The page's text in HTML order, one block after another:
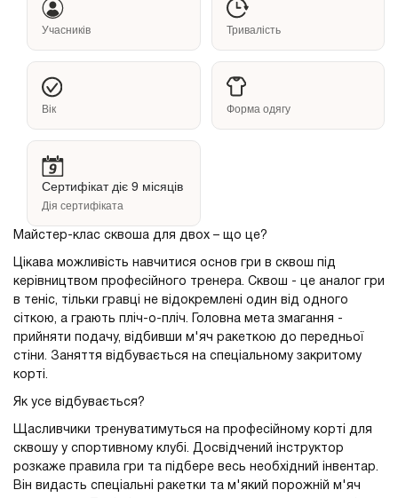
Учасників Тривалість
Вік Форма одягу
Сертифікат діє 9 місяців
Дія сертифіката
Майстер-клас сквоша для двох – що це?
Цікава можливість навчитися основ гри в сквош під
керівництвом професійного тренера. Сквош - це аналог гри
в теніс, тільки гравці не відокремлені один від одного
сіткою, а грають пліч-о-пліч. Головна мета змагання -
прийняти подачу, відбивши м'яч ракеткою до передньої
стіни. Заняття відбувається на спеціальному закритому
корті.
Як усе відбувається?
Щасливчики тренуватимуться на професійному корті для
сквошу у спортивному клубі. Досвідчений інструктор
розкаже правила гри та підбере весь необхідний інвентар.
Він видасть спеціальні ракетки та м'який порожній м'яч